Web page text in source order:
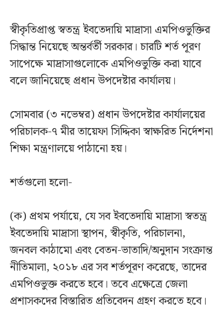
স্বীকৃতিপ্রাপ্ত স্বতন্ত্র ইবতেদায়ি মাদ্রাসা এমপিওভুক্তির
সিদ্ধান্ত নিয়েছে অন্তর্বর্তী সরকার। চারটি শর্ত পূরণ
সাপেক্ষে মাদ্রাসাগুলোকে এমপিওভুক্তি করা যাবে
বলে জানিয়েছে প্রধান উপদেষ্টার কার্যালয়।
সোমবার (৩ নভেম্বর) প্রধান উপদেষ্টার কার্যালয়ের
পরিচালক-৭ মীর তায়েফা সিদ্দিকা স্বাক্ষরিত নির্দেশনা
শিক্ষা মন্ত্রণালয়ে পাঠানো হয়।
শর্তগুলো হলো-
(ক) প্রথম পর্যায়ে, যে সব ইবতেদায়ি মাদ্রাসা স্বতন্ত্র
ইবতেদায়ি মাদ্রাসা স্থাপন, স্বীকৃতি, পরিচালনা,
জনবল কাঠামো এবং বেতন-ভাতাদি/অনুদান সংক্রান্ত
নীতিমালা, ২০১৮ এর সব শর্তপূরণ করেছে, তাদের
এমপিওভুক্ত করতে হবে। তবে এক্ষেত্রে জেলা
প্রশাসকদের বিস্তারিত প্রতিবেদন গ্রহণ করতে হবে।